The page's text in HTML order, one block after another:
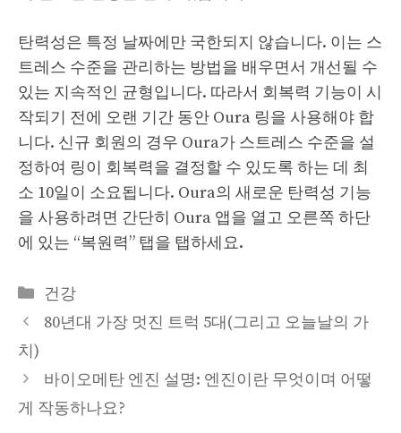
탄력성은 특정 날짜에만 국한되지 않습니다. 이는 스
트레스 수준을 관리하는 방법을 배우면서 개선될 수
있는 지속적인 균형입니다. 따라서 회복력 기능이 시
작되기 전에 오랜 기간 동안 Oura 링을 사용해야 합
니다. 신규 회원의 경우 Oura가 스트레스 수준을 설
정하여 링이 회복력을 결정할 수 있도록 하는 데 최
소 10일이 소요됩니다. Oura의 새로운 탄력성 기능
을 사용하려면 간단히 Oura 앱을 열고 오른쪽 하단
에 있는 “복원력” 탭을 탭하세요.
Categories
건강
80년대 가장 멋진 트럭 5대(그리고 오늘날의 가
치)
바이오메탄 엔진 설명: 엔진이란 무엇이며 어떻
게 작동하나요?